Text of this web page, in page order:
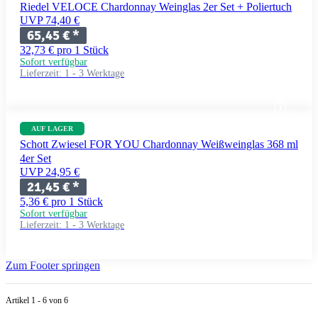
Riedel VELOCE Chardonnay Weinglas 2er Set + Poliertuch
UVP 74,40 €
65,45 €*
32,73 € pro 1 Stück
Sofort verfügbar
Lieferzeit: 1 - 3 Werktage
AUF LAGER
Schott Zwiesel FOR YOU Chardonnay Weißweinglas 368 ml
4er Set
UVP 24,95 €
21,45 €*
5,36 € pro 1 Stück
Sofort verfügbar
Lieferzeit: 1 - 3 Werktage
Zum Footer springen
Artikel 1 - 6 von 6